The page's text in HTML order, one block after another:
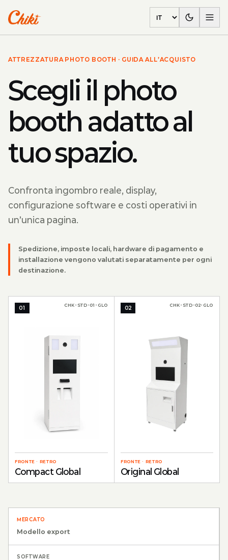
Language
ATTREZZATURA PHOTO BOOTH · GUIDA ALL’ACQUISTO
Scegli il photo
booth adatto al
tuo spazio.
Confronta ingombro reale, display,
configurazione software e costi operativi in
un’unica pagina.
Spedizione, imposte locali, hardware di pagamento e
installazione vengono valutati separatamente per ogni
destinazione.
01 CHK-STD-01-GLO
FRONTE · RETRO
Compact Global
02 CHK-STD-02-GLO
FRONTE · RETRO
Original Global
MERCATO
Modello export
SOFTWARE